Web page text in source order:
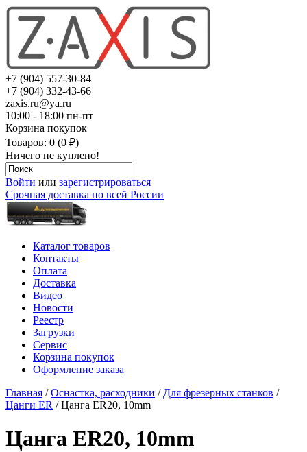
+7 (904) 557-30-84
+7 (904) 332-43-66
zaxis.ru@ya.ru
10:00 - 18:00 пн-пт
Корзина покупок
Товаров: 0 (0 ₽)
Ничего не куплено!
Войти или зарегистрироваться
Срочная доставка по всей России
Каталог товаров
Контакты
Оплата
Доставка
Видео
Новости
Реестр
Загрузки
Сервис
Корзина покупок
Оформление заказа
Главная /Оснастка, расходники / Для фрезерных станков /
Цанги ER / Цанга ER20, 10mm
Цанга ER20, 10mm